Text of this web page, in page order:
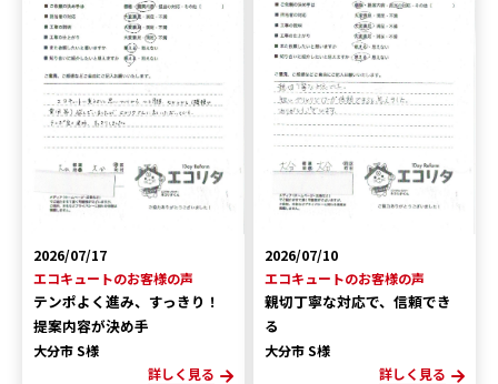
2026/07/17
エコキュートのお客様の声
テンポよく進み、すっきり！
提案内容が決め手
大分市 S様
詳しく見る
2026/07/10
エコキュートのお客様の声
親切丁寧な対応で、信頼でき
る
大分市 S様
詳しく見る